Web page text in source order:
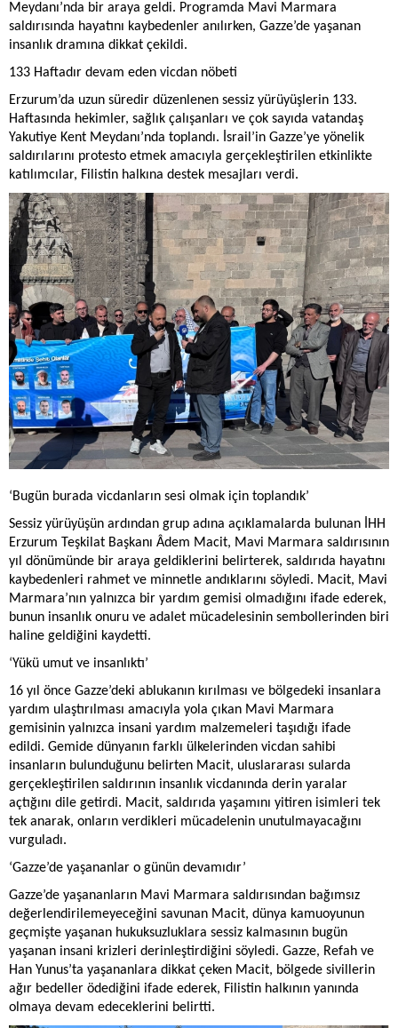
Meydanı’nda bir araya geldi. Programda Mavi Marmara
saldırısında hayatını kaybedenler anılırken, Gazze’de yaşanan
insanlık dramına dikkat çekildi.
133 Haftadır devam eden vicdan nöbeti
Erzurum’da uzun süredir düzenlenen sessiz yürüyüşlerin 133.
Haftasında hekimler, sağlık çalışanları ve çok sayıda vatandaş
Yakutiye Kent Meydanı’nda toplandı. İsrail’in Gazze’ye yönelik
saldırılarını protesto etmek amacıyla gerçekleştirilen etkinlikte
katılımcılar, Filistin halkına destek mesajları verdi.
‘Bugün burada vicdanların sesi olmak için toplandık’
Sessiz yürüyüşün ardından grup adına açıklamalarda bulunan İHH
Erzurum Teşkilat Başkanı Âdem Macit, Mavi Marmara saldırısının
yıl dönümünde bir araya geldiklerini belirterek, saldırıda hayatını
kaybedenleri rahmet ve minnetle andıklarını söyledi. Macit, Mavi
Marmara’nın yalnızca bir yardım gemisi olmadığını ifade ederek,
bunun insanlık onuru ve adalet mücadelesinin sembollerinden biri
haline geldiğini kaydetti.
‘Yükü umut ve insanlıktı’
16 yıl önce Gazze’deki ablukanın kırılması ve bölgedeki insanlara
yardım ulaştırılması amacıyla yola çıkan Mavi Marmara
gemisinin yalnızca insani yardım malzemeleri taşıdığı ifade
edildi. Gemide dünyanın farklı ülkelerinden vicdan sahibi
insanların bulunduğunu belirten Macit, uluslararası sularda
gerçekleştirilen saldırının insanlık vicdanında derin yaralar
açtığını dile getirdi. Macit, saldırıda yaşamını yitiren isimleri tek
tek anarak, onların verdikleri mücadelenin unutulmayacağını
vurguladı.
‘Gazze’de yaşananlar o günün devamıdır’
Gazze’de yaşananların Mavi Marmara saldırısından bağımsız
değerlendirilemeyeceğini savunan Macit, dünya kamuoyunun
geçmişte yaşanan hukuksuzluklara sessiz kalmasının bugün
yaşanan insani krizleri derinleştirdiğini söyledi. Gazze, Refah ve
Han Yunus’ta yaşananlara dikkat çeken Macit, bölgede sivillerin
ağır bedeller ödediğini ifade ederek, Filistin halkının yanında
olmaya devam edeceklerini belirtti.